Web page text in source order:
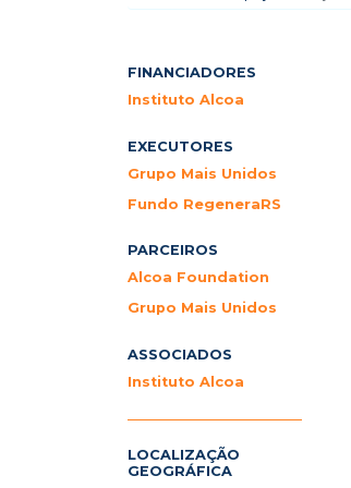
FINANCIADORES
Instituto Alcoa
EXECUTORES
Grupo Mais Unidos
Fundo RegeneraRS
PARCEIROS
Alcoa Foundation
Grupo Mais Unidos
ASSOCIADOS
Instituto Alcoa
LOCALIZAÇÃO
GEOGRÁFICA